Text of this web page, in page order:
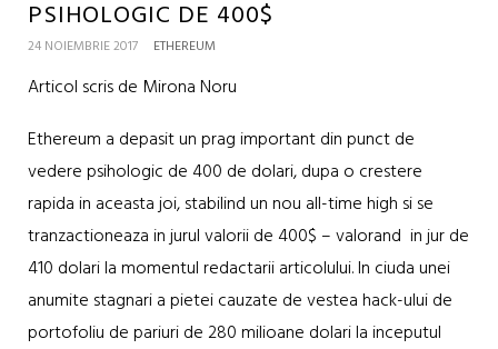
PSIHOLOGIC DE 400$
24 NOIEMBRIE 2017 ETHEREUM
Articol scris de Mirona Noru
Ethereum a depasit un prag important din punct de
vedere psihologic de 400 de dolari, dupa o crestere
rapida in aceasta joi, stabilind un nou all-time high si se
tranzactioneaza in jurul valorii de 400$ – valorand in jur de
410 dolari la momentul redactarii articolului. In ciuda unei
anumite stagnari a pietei cauzate de vestea hack-ului de
portofoliu de pariuri de 280 milioane dolari la inceputul